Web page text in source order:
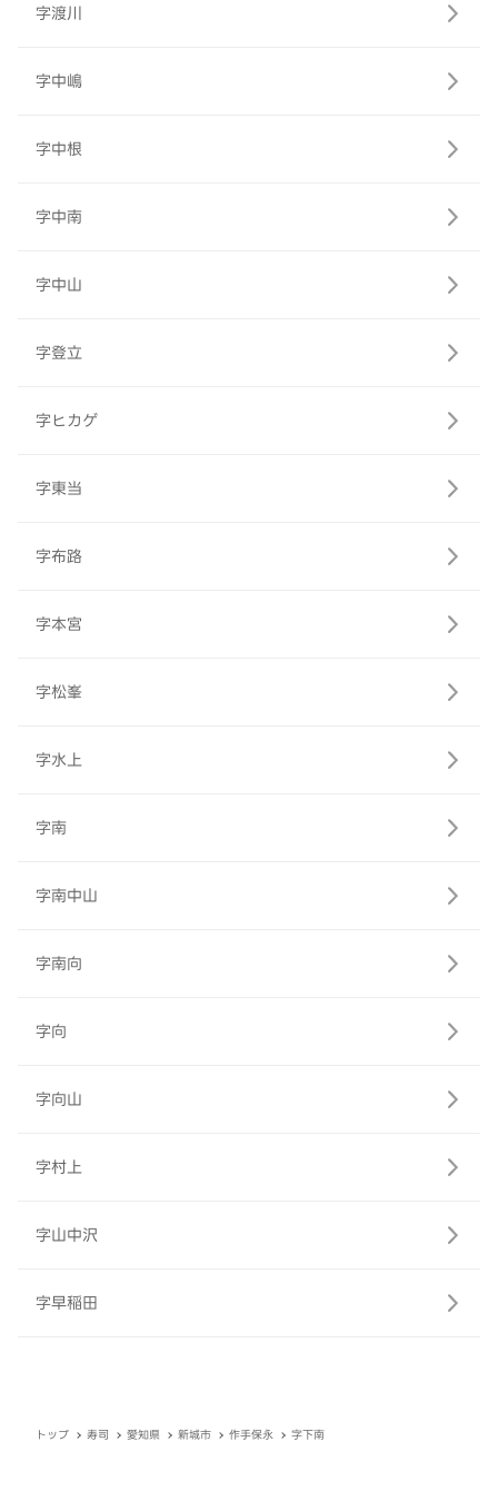
字渡川
字中嶋
字中根
字中南
字中山
字登立
字ヒカゲ
字東当
字布路
字本宮
字松峯
字水上
字南
字南中山
字南向
字向
字向山
字村上
字山中沢
字早稲田
トップ 寿司 愛知県 新城市 作手保永 字下南